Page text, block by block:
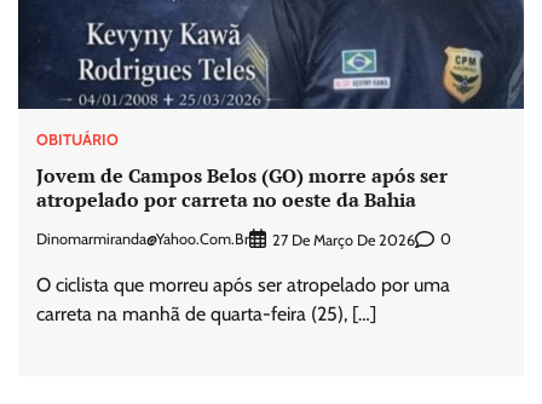
OBITUÁRIO
Jovem de Campos Belos (GO) morre após ser
atropelado por carreta no oeste da Bahia
Dinomarmiranda@yahoo.com.br 27 De Março De 2026 0
O ciclista que morreu após ser atropelado por uma
carreta na manhã de quarta-feira (25), […]